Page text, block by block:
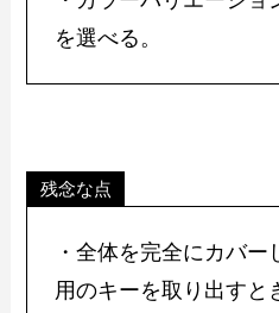
を選べる。
残念な点
・全体を完全にカバ
用のキーを取り出すと